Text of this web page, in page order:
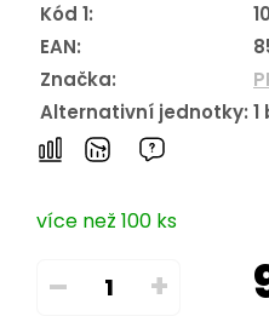
Kód 1:
EAN:
Značka:
Alternativní jednotky: 1
více než 100 ks
– +